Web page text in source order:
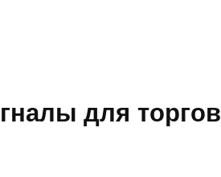
для торгов